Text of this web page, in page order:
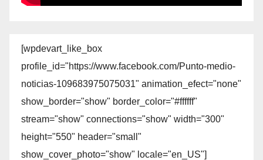
[wpdevart_like_box
profile_id="https://www.facebook.com/Punto-medio-
noticias-109683975075031" animation_efect="none"
show_border="show" border_color="#ffffff"
stream="show" connections="show" width="300"
height="550" header="small"
show_cover_photo="show" locale="en_US"]